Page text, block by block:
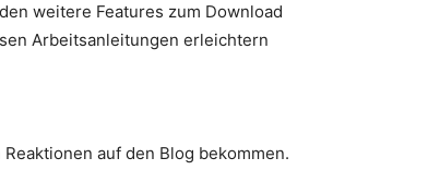
weitere Features zum Download
Arbeitsanleitungen erleichtern
auf den Blog bekommen.